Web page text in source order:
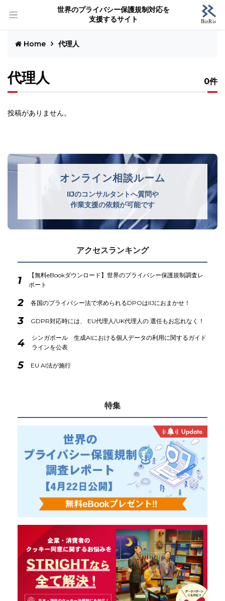
世界のプライバシー保護規制対応を
支援するサイト
Home 代理人
代理人 0件
投稿がありません。
オンライン相談ルーム
IIJのコンサルタントへ質問や
作業支援の依頼が可能です
アクセスランキング
1
【無料eBookダウンロード】世界のプライバシー保護規制調査レ
ポート
2 各国のプライバシー法で求められるDPOはIIJにおまかせ！
3 GDPR対応時には、 EU代理人/UK代理人の 選任もお忘れなく！
4
シンガポール 生成AIにおける個人データの利用に関するガイド
ラインを公表
5 EU AI法が施行
特集